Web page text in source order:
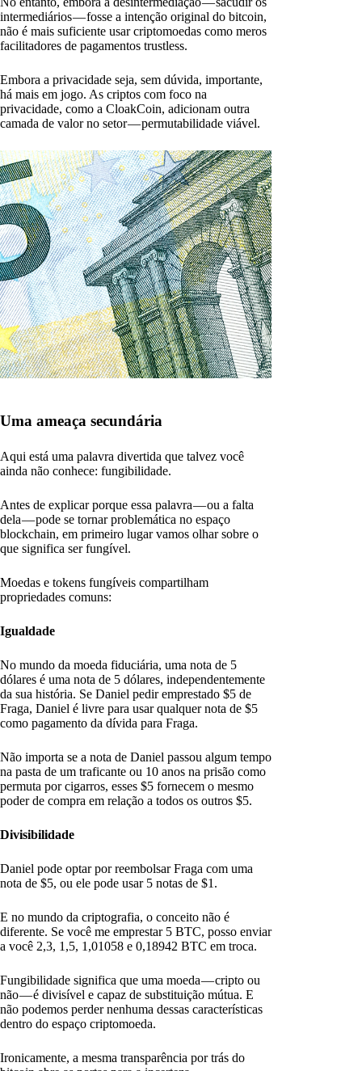
intermediários — fosse a intenção original do bitcoin,
não é mais suficiente usar criptomoedas como meros
facilitadores de pagamentos trustless.
Embora a privacidade seja, sem dúvida, importante,
há mais em jogo. As criptos com foco na
privacidade, como a CloakCoin, adicionam outra
camada de valor no setor — permutabilidade viável.
Uma ameaça secundária
Aqui está uma palavra divertida que talvez você
ainda não conhece: fungibilidade.
Antes de explicar porque essa palavra — ou a falta
dela — pode se tornar problemática no espaço
blockchain, em primeiro lugar vamos olhar sobre o
que significa ser fungível.
Moedas e tokens fungíveis compartilham
propriedades comuns:
Igualdade
No mundo da moeda fiduciária, uma nota de 5
dólares é uma nota de 5 dólares, independentemente
da sua história. Se Daniel pedir emprestado $5 de
Fraga, Daniel é livre para usar qualquer nota de $5
como pagamento da dívida para Fraga.
Não importa se a nota de Daniel passou algum tempo
na pasta de um traficante ou 10 anos na prisão como
permuta por cigarros, esses $5 fornecem o mesmo
poder de compra em relação a todos os outros $5.
Divisibilidade
Daniel pode optar por reembolsar Fraga com uma
nota de $5, ou ele pode usar 5 notas de $1.
E no mundo da criptografia, o conceito não é
diferente. Se você me emprestar 5 BTC, posso enviar
a você 2,3, 1,5, 1,01058 e 0,18942 BTC em troca.
Fungibilidade significa que uma moeda — cripto ou
não — é divisível e capaz de substituição mútua. E
não podemos perder nenhuma dessas características
dentro do espaço criptomoeda.
Ironicamente, a mesma transparência por trás do